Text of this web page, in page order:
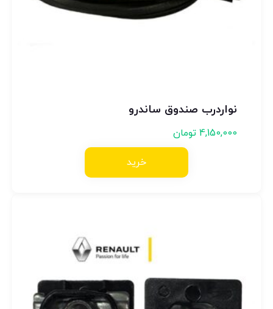
نواردرب صندوق ساندرو
4,150,000 تومان
خرید